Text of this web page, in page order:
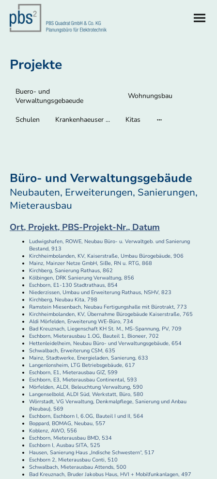
Projekte
Buero- und
Verwaltungsgebaeude
Wohnungsbau
Schulen Krankenhaeuser ... Kitas
Büro- und Verwaltungsgebäude
Neubauten, Erweiterungen, Sanierungen,
Mieterausbau
Ort, Projekt, PBS-Projekt-Nr., Datum
Ludwigshafen, ROWE, Neubau Büro- u. Verwaltgeb. und Sanierung
Bestand, 913
Kirchheimbolanden, KV, Kaiserstraße, Umbau Bürogebäude, 906
Mainz, Mainzer Netze GmbH, SiBe, RN u. RTG, 868
Kirchberg, Sanierung Rathaus, 862
Kölbingen, DRK Sanierung Verwaltung, 856
Eschborn, E1-130 Stadtrathaus, 854
Niederzissen, Umbau und Erweiterung Rathaus, NSHV, 823
Kirchberg, Neubau Kita, 798
Ramstein Miesenbach, Neubau Fertigungshalle mit Bürotrakt, 773
Kirchheimbolanden, KV, Übernahme Bürogebäude Kaiserstraße, 765
Aldi Mörfelden, Erweiterung WE-Büro, 734
Bad Kreuznach, Liegenschaft KH St. M., MS-Spannung, PV, 709
Eschborn, Mieterausbau 1.OG, Bauteil 1, Bioneer, 702
Hettenleidelheim, Neubau Büro- und Verwaltungsgebäude, 654
Schwalbach, Erweiterung CSM, 635
Mainz, Stadtwerke, Energieladen, Sanierung, 633
Langenlonsheim, LTG Betriebsgebäude, 617
Eschborn, E1, Mieterausbau GIZ, 599
Eschborn, E3, Mieterausbau Continental, 593
Mörfelden, ALDI, Beleuchtung Verwaltung, 590
Langenselbold, ALDI Süd, Werkstatt, Büro, 580
Wörrstadt, VG Verwaltung, Denkmalpflege, Sanierung und Anbau
(Neubau), 569
Eschborn, Eschborn I, 6.OG, Bauteil I und II, 564
Boppard, BOMAG, Neubau, 557
Koblenz, AWO, 556
Eschborn, Mieterausbau BMD, 534
Eschborn I, Ausbau SITA, 525
Hausen, Sanierung Haus „Indische Schwestern“, 517
Eschborn 2, Mieterausbau Conti, 510
Schwalbach, Mieterausbau Attends, 500
Bad Kreuznach, Bruder Jakobus Haus, HVI + Mobilfunkanlagen, 497